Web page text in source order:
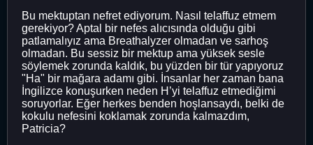
Bu mektuptan nefret ediyorum. Nasıl telaffuz etmem
gerekiyor? Aptal bir nefes alıcısında olduğu gibi
patlamalıyız ama Breathalyzer olmadan ve sarhoş
olmadan. Bu sessiz bir mektup ama yüksek sesle
söylemek zorunda kaldık, bu yüzden bir tür yapıyoruz
"Ha" bir mağara adamı gibi. İnsanlar her zaman bana
İngilizce konuşurken neden H’yi telaffuz etmediğimi
soruyorlar. Eğer herkes benden hoşlansaydı, belki de
kokulu nefesini koklamak zorunda kalmazdım,
Patricia?